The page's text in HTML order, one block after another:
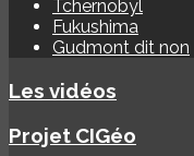
Tchernobyl
Fukushima
Gudmont dit non
Les vidéos
Projet CIGéo